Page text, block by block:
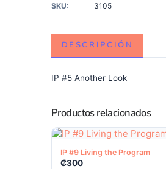
SKU:
3105
DESCRIPCIÓN
IP #5 Another Look
Productos relacionados
Ver producto
IP #9 Living the Program
₡300